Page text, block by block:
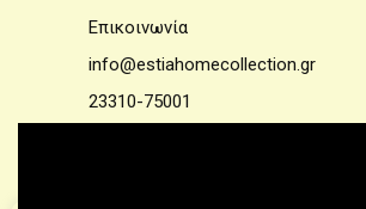
Επικοινωνία
info@estiahomecollection.gr
23310-75001